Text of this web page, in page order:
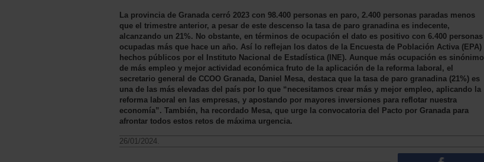
La provincia de Granada cerró 2023 con 98.400 personas en paro, 2.400 personas paradas menos
que el trimestre anterior, a pesar de este descenso la tasa de paro granadina es indecente,
alcanzando un 21%. No obstante, en términos de ocupación el dato es positivo con 6.400 personas
ocupadas más que hace un año. Así lo reflejan los datos de la Encuesta de Población Activa (EPA)
hechos públicos por el Instituto Nacional de Estadística (INE). Aunque más ocupación es sinónimo
de más empleo y mejor actividad económica fruto de la aplicación de la reforma laboral, el
secretario general de CCOO Granada, Daniel Mesa, destaca que la tasa de paro granadina (21%) es
una de las más elevadas del país por lo que “necesitamos crear más y mejor empleo, aplicando la
reforma laboral en las empresas, y apostando por mayores inversiones para reflotar nuestra
economía”. También, ha recordado Mesa, que urge la convocatoria del Pacto por Granada para
afrontar todos estos retos de máxima urgencia.
26/01/2024.